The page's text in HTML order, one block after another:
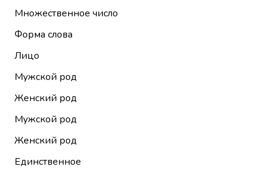
Множественное число
Форма слова
Лицо
Мужской род
Женский род
Мужской род
Женский род
Единственное